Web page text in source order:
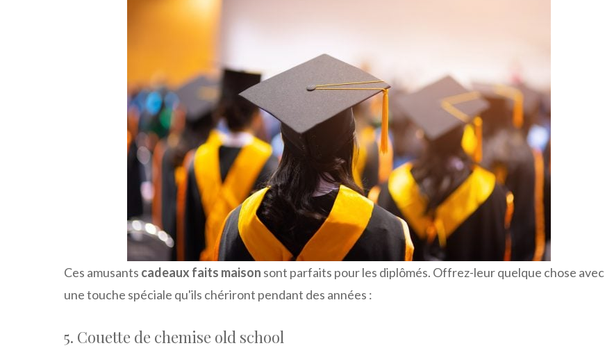
Ces amusants cadeaux faits maison sont parfaits pour les diplômés. Offrez-leur quelque chose avec
une touche spéciale qu'ils chériront pendant des années :
5. Couette de chemise old school